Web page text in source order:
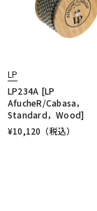
LP
LP234A [LP
AfucheR/Cabasa，
Standard，Wood]
¥10,120 （税込）